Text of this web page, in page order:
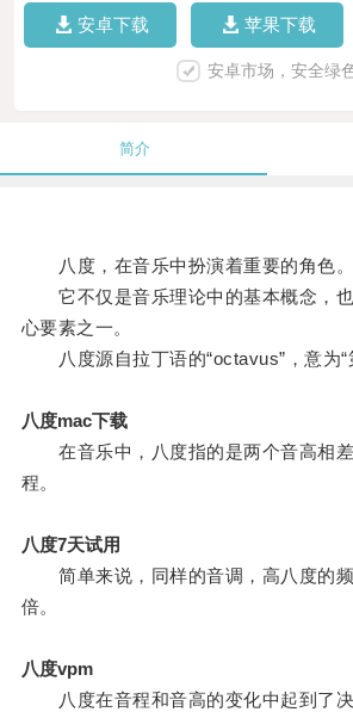
安卓下载 苹果下载
安卓市场，安全绿
简介
八度，在音乐中扮演着重要的角色。
它不仅是音乐理论中的基本概念，也
心要素之一。
八度源自拉丁语的“octavus”，意为“
八度mac下载
在音乐中，八度指的是两个音高相差
程。
八度7天试用
简单来说，同样的音调，高八度的频
倍。
八度vpm
八度在音程和音高的变化中起到了决